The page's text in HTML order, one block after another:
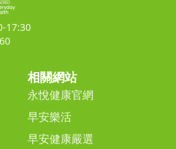
17:30
相關網站
永悅健康官網
早安樂活
早安健康嚴選